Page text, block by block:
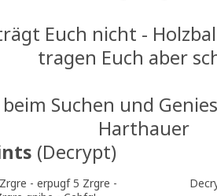
Euch nicht -
tragen Euch aber
beim Suchen und
Harthauer
(Decrypt)
- erpugf 5 Zrgre -